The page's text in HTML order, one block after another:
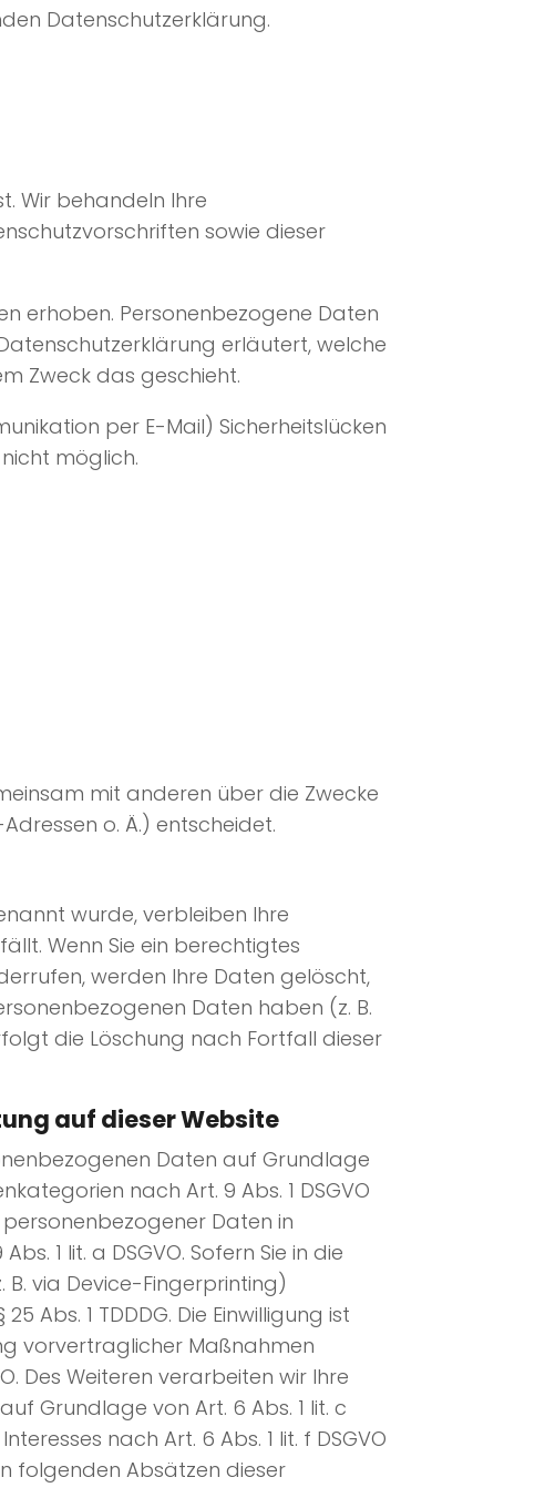
Datenschutzerklärung.
Wir behandeln Ihre
sowie dieser
erhoben. Personenbezogene Daten
erläutert, welche
Zweck das geschieht.
per E-Mail) Sicherheitslücken
möglich.
mit anderen über die Zwecke
o. Ä.) entscheidet.
wurde, verbleiben Ihre
Wenn Sie ein berechtigtes
werden Ihre Daten gelöscht,
Daten haben (z. B.
die Löschung nach Fortfall dieser
auf dieser Website
Daten auf Grundlage
nach Art. 9 Abs. 1 DSGVO
Daten in
1 lit. a DSGVO. Sofern Sie in die
via Device-Fingerprinting)
1 TDDDG. Die Einwilligung ist
vorvertraglicher Maßnahmen
Des Weiteren verarbeiten wir Ihre
Grundlage von Art. 6 Abs. 1 lit. c
nach Art. 6 Abs. 1 lit. f DSGVO
folgenden Absätzen dieser